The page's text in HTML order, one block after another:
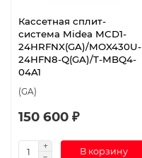
Кассетная сплит-
система Midea MCD1-
24HRFNX(GA)/MOX430U-
24HFN8-Q(GA)/T-MBQ4-
04A1
(GA)
150 600 ₽
В корзину